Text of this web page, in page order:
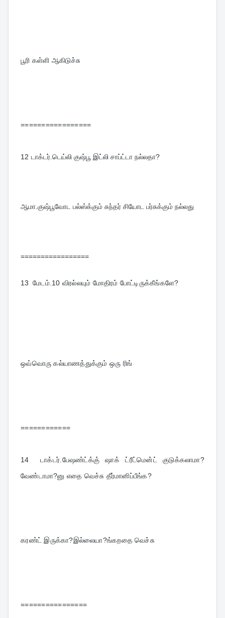
பூரி கள்ளி ஆகிடுச்சு
=================
12 டாக்டர்.டெய்லி குஷ்பூ இட்லி சாப்ட்டா நல்லதா?
ஆமா.குஷ்பூவோட பல்ஸ்க்கும் சுந்தர் சியோட பர்சுக்கும் நல்லது
=================
13 மேடம்.10 விரல்லயும் மோதிரம் போட்டிருக்கீங்களே?
ஒவ்வொரு கல்யாணத்துக்கும் ஒரு ரிங்
============
14 டாக்டர்.பேஷண்ட்க்கு் ஷாக் ட்ரீட்மென்ட் குடுக்கலாமா?
வேண்டாமா?னு எதை வெச்சு தீர்மானிப்பீங்க?
கரண்ட் இருக்கா?இல்லையா?ங்கறதை வெச்சு
================